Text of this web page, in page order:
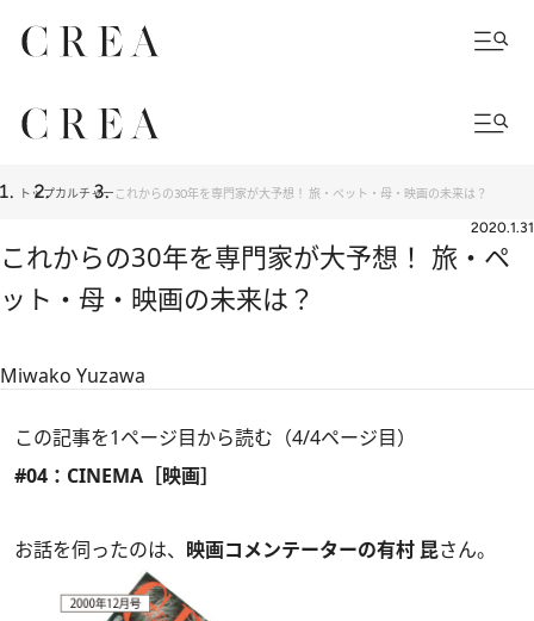
トップカルチャー これからの30年を専門家が大予想！ 旅・ペット・母・映画の未来は？
2020.1.31
これからの30年を専門家が大予想！ 旅・ペ
ット・母・映画の未来は？
Miwako Yuzawa
この記事を1ページ目から読む（4/4ページ目）
#04：CINEMA［映画］
お話を伺ったのは、 映画コメンテーターの有村 昆さん。